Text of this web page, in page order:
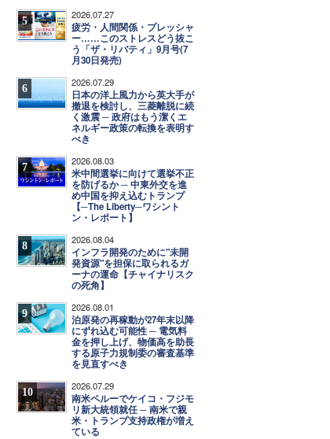
5 2026.07.27
疲労・人間関係・プレッシャ
ー……このストレスどう抜こ
う「ザ・リバティ」9月号(7
月30日発売)
6 2026.07.29
日本の洋上風力から英大手が
撤退を検討し、三菱離脱に続
く激震 ─ 政府はもう潔くエ
ネルギー政策の転換を表明す
べき
7 2026.08.03
米中間選挙に向けて選挙不正
を防げるか ─ 中東外交を進
め中国を抑え込むトランプ
【─The Liberty─ワシント
ン・レポート】
8 2026.08.04
インフラ開発のために"未開
発資源"を担保に取られるガ
ーナの運命【チャイナリスク
の死角】
9 2026.08.01
泊原発の再稼動が27年末以降
にずれ込む可能性 ─ 電気料
金を押し上げ、物価高を助長
する原子力規制委の審査基準
を見直すべき
10 2026.07.29
南米ペルーでケイコ・フジモ
リ新大統領就任 ─ 南米で親
米・トランプ支持政権が増え
ている